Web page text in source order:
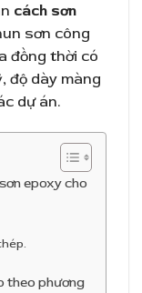
cách sơn
sơn công
đồng thời có
độ dày màng
dự án.
epoxy cho
theo phương